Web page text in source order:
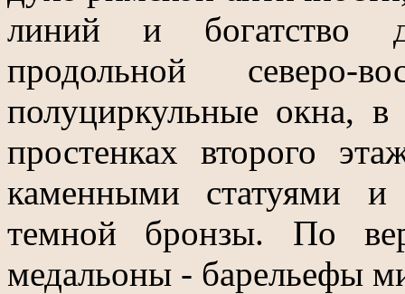
линий и богатство
продольной северо-
полуциркульные окна,
простенках второго
каменными статуями и
темной бронзы. По
медальоны - барельефы